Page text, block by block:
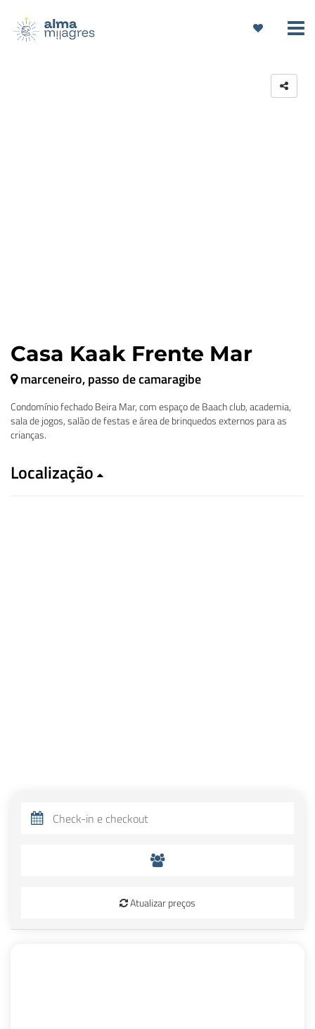
Casa Kaak Frente Mar
marceneiro, passo de camaragibe
Condomínio fechado Beira Mar, com espaço de Baach club, academia,
sala de jogos, salão de festas e área de brinquedos externos para as
crianças.
Localização
Atualizar preços